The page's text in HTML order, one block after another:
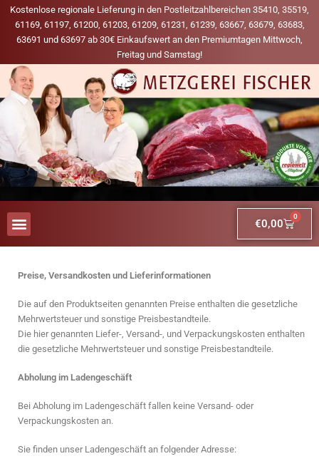
Kostenlose regionale Lieferung in den Postleitzahlbereichen 35410, 35519,
61169, 61197, 61200, 61203, 61209, 61231, 61239, 63667, 63679, 63683,
63691 und 63697 ab 30€ Einkaufswert an den Premiumtagen Mittwoch,
Freitag und Samstag!
€0,00
0
Preise, Versandkosten und Lieferinformationen
Die auf den Produktseiten genannten Preise enthalten die gesetzliche
Mehrwertsteuer und sonstige Preisbestandteile.
Die hier genannten Liefer-, Versand-, und Verpackungskosten enthalten
die gesetzliche Mehrwertsteuer und sonstige Preisbestandteile.
Abholung im Ladengeschäft
Bei Abholung im Ladengeschäft fallen keine Versand- oder
Verpackungskosten an.
Sie finden unser Ladengeschäft an folgender Adresse: